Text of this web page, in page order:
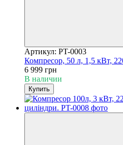
Артикул: PT-0003
Компресор, 50 л, 1,5 кВт,
6 999 грн
В наличии
Купить